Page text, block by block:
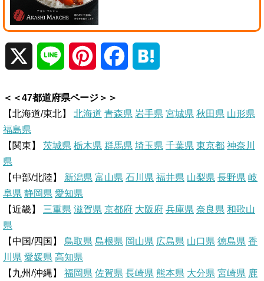
n n
s
t
c
k
t
＜＜47都道府県ページ＞＞
【北海道/東北】 北海道 青森県 岩手県 宮城県 秋田県 山形県
福島県
【関東】 茨城県 栃木県 群馬県 埼玉県 千葉県 東京都 神奈川
県
【中部/北陸】 新潟県 富山県 石川県 福井県 山梨県 長野県 岐
阜県 静岡県 愛知県
【近畿】 三重県 滋賀県 京都府 大阪府 兵庫県 奈良県 和歌山
県
【中国/四国】 鳥取県 島根県 岡山県 広島県 山口県 徳島県 香
川県 愛媛県 高知県
【九州/沖縄】 福岡県 佐賀県 長崎県 熊本県 大分県 宮崎県 鹿